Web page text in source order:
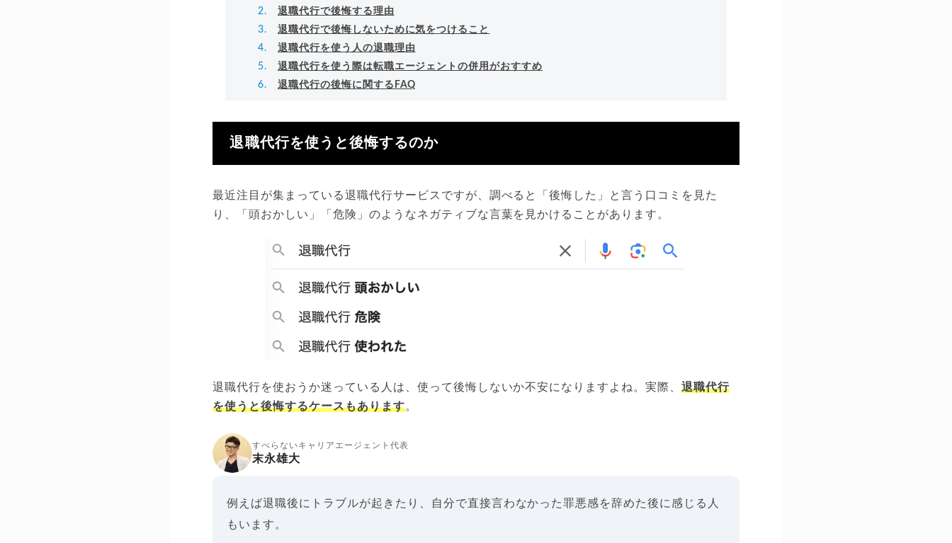
退職代行で後悔する理由
退職代行で後悔しないために気をつけること
退職代行を使う人の退職理由
退職代行を使う際は転職エージェントの併用がおすすめ
退職代行の後悔に関するFAQ
退職代行を使うと後悔するのか
最近注目が集まっている退職代行サービスですが、調べると「後悔した」と言う口コミを見た
り、「頭おかしい」「危険」のようなネガティブな言葉を見かけることがあります。
退職代行を使おうか迷っている人は、使って後悔しないか不安になりますよね。実際、 退職代行
を使うと後悔するケースもあります。
すべらないキャリアエージェント代表
末永雄大
例えば退職後にトラブルが起きたり、自分で直接言わなかった罪悪感を辞めた後に感じる人
もいます。